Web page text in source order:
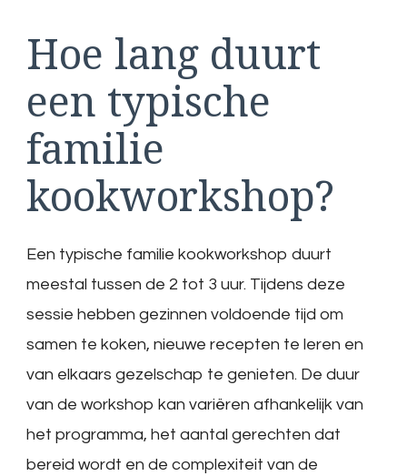
Hoe lang duurt
een typische
familie
kookworkshop?
Een typische familie kookworkshop duurt
meestal tussen de 2 tot 3 uur. Tijdens deze
sessie hebben gezinnen voldoende tijd om
samen te koken, nieuwe recepten te leren en
van elkaars gezelschap te genieten. De duur
van de workshop kan variëren afhankelijk van
het programma, het aantal gerechten dat
bereid wordt en de complexiteit van de